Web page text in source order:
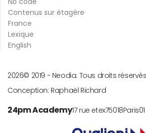
Contenus sur étagère
France
Lexique
English
© 2019 -
2026
Neodia. Tous droits
Conception: Raphaël Richard
24pm Academy17 rue etex75018Paris